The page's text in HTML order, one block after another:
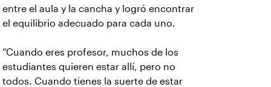
entre el aula y la cancha y logró encontrar
el equilibrio adecuado para cada uno.
“Cuando eres profesor, muchos de los
estudiantes quieren estar allí, pero no
todos. Cuando tienes la suerte de estar